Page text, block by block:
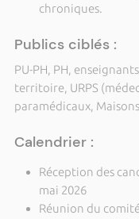
chroniques.
Publics ciblés :
PU-PH, PH,
territoire, URPS
paramédicaux,
Calendrier :
Réception des
mai 2026
Réunion du